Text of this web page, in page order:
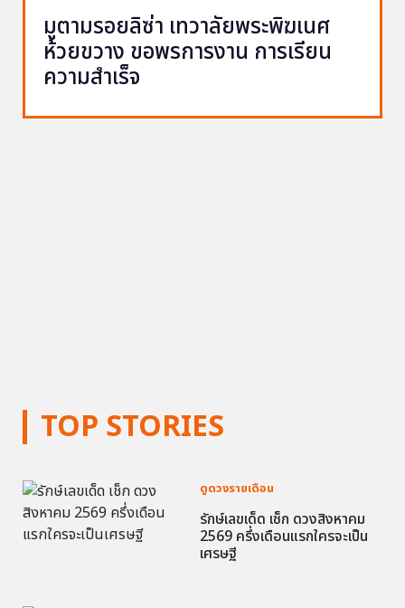
TOP STORIES
ดูดวงรายเดือน
รักษ์เลขเด็ด เช็ก ดวงสิงหาคม
2569 ครึ่งเดือนแรกใครจะเป็น
เศรษฐี
มูตามรอยลิซ่า เทวาลัยพระพิฆเนศ
ห้วยขวาง ขอพรการงาน การเรียน
ความสำเร็จ